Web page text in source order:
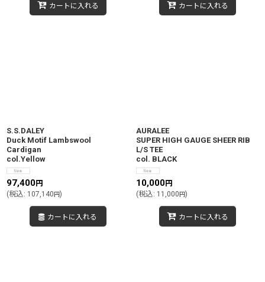
カートに入れる カートに入れる
S.S.DALEY
Duck Motif Lambswool
Cardigan
col.Yellow
97,400円
(税込: 107,140円)
カートに入れる
AURALEE
SUPER HIGH GAUGE SHEER RIB
L/S TEE
col. BLACK
10,000円
(税込: 11,000円)
カートに入れる